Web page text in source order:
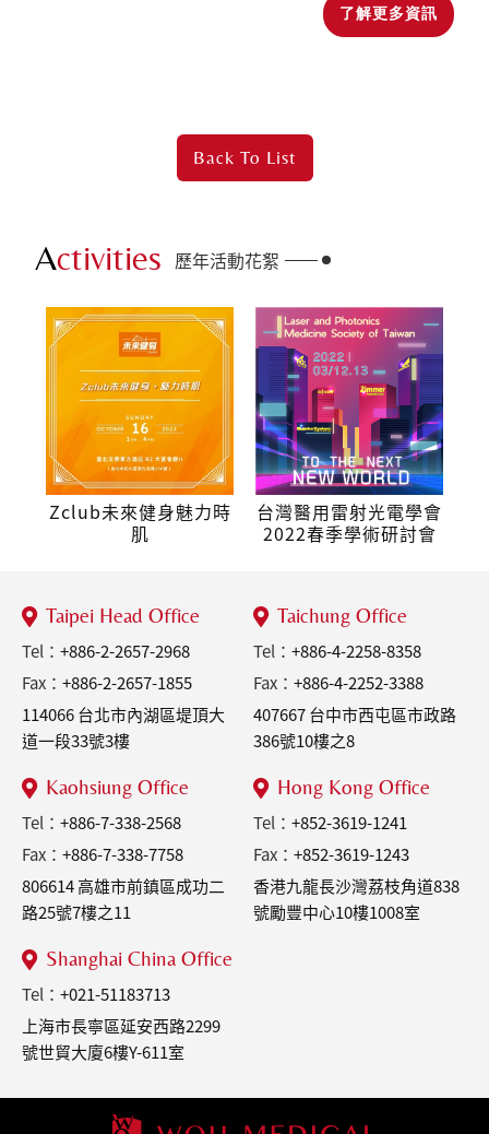
了解更多資訊
Back To List
Activities 歷年活動花絮
Zclub未來健身魅力時
肌
台灣醫用雷射光電學會
2022春季學術研討會
Taipei Head Office
Tel： +886-2-2657-2968
Fax： +886-2-2657-1855
114066 台北市內湖區堤頂大
道一段33號3樓
Taichung Office
Tel： +886-4-2258-8358
Fax： +886-4-2252-3388
407667 台中市西屯區市政路
386號10樓之8
Kaohsiung Office
Tel： +886-7-338-2568
Fax： +886-7-338-7758
806614 高雄市前鎮區成功二
路25號7樓之11
Hong Kong Office
Tel： +852-3619-1241
Fax： +852-3619-1243
香港九龍長沙灣荔枝角道838
號勵豐中心10樓1008室
Shanghai China Office
Tel： +021-51183713
上海市長寧區延安西路2299
號世貿大廈6樓Y-611室